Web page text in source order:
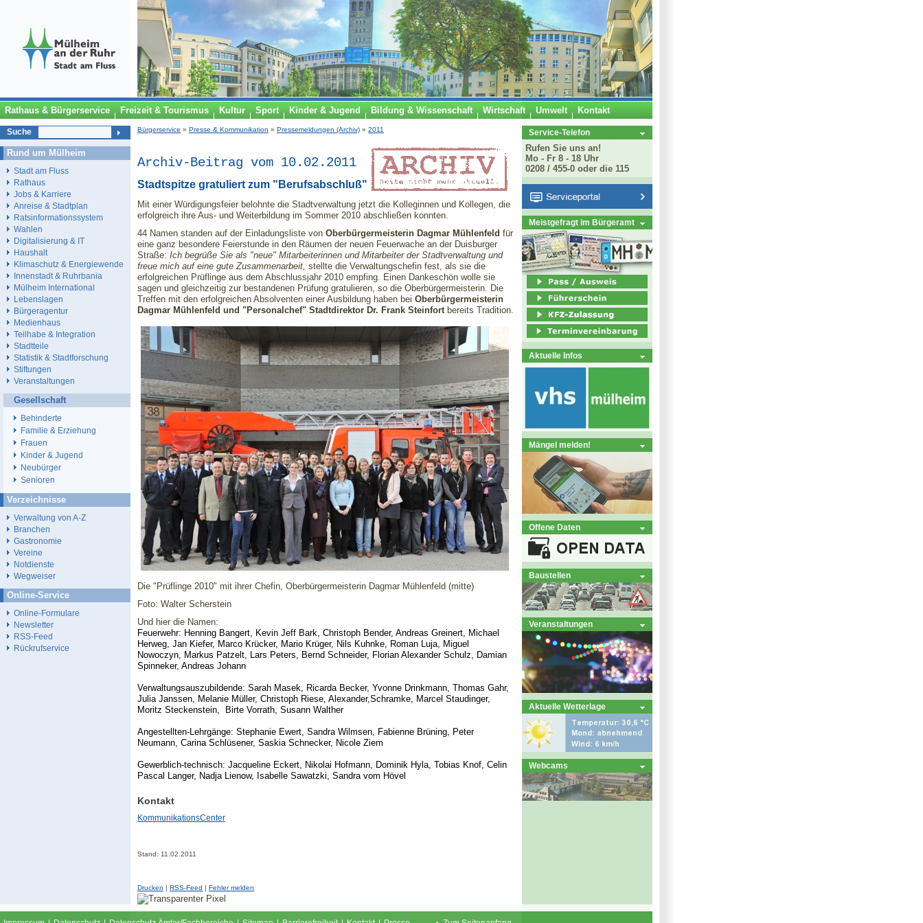
Rathaus & Bürgerservice Freizeit & Tourismus Kultur Sport Kinder & Jugend Bildung & Wissenschaft Wirtschaft Umwelt Kontakt
Bürgerservice » Presse & Kommunikation » Pressemeldungen (Archiv) » 2011
Archiv-Beitrag vom 10.02.2011
Stadtspitze gratuliert zum "Berufsabschluß"
Mit einer Würdigungsfeier belohnte die Stadtverwaltung jetzt die Kolleginnen und Kollegen, die
erfolgreich ihre Aus- und Weiterbildung im Sommer 2010 abschließen konnten.
44 Namen standen auf der Einladungsliste von Oberbürgermeisterin Dagmar Mühlenfeld für
eine ganz besondere Feierstunde in den Räumen der neuen Feuerwache an der Duisburger
Straße: Ich begrüße Sie als "neue" Mitarbeiterinnen und Mitarbeiter der Stadtverwaltung und
freue mich auf eine gute Zusammenarbeit, stellte die Verwaltungschefin fest, als sie die
erfolgreichen Prüflinge aus dem Abschlussjahr 2010 empfing. Einen Dankeschön wolle sie
sagen und gleichzeitig zur bestandenen Prüfung gratulieren, so die Oberbürgermeisterin. Die
Treffen mit den erfolgreichen Absolventen einer Ausbildung haben bei Oberbürgermeisterin
Dagmar Mühlenfeld und "Personalchef" Stadtdirektor Dr. Frank Steinfortbereits Tradition.
Die "Prüflinge 2010" mit ihrer Chefin, Oberbürgermeisterin Dagmar Mühlenfeld (mitte)
Foto: Walter Scherstein
Und hier die Namen:
Feuerwehr: Henning Bangert, Kevin Jeff Bark, Christoph Bender, Andreas Greinert, Michael
Herweg, Jan Kiefer, Marco Krücker, Mario Krüger, Nils Kuhnke, Roman Luja, Miguel
Nowoczyn, Markus Patzelt, Lars Peters, Bernd Schneider, Florian Alexander Schulz, Damian
Spinneker, Andreas Johann
Verwaltungsauszubildende: Sarah Masek, Ricarda Becker, Yvonne Drinkmann, Thomas Gahr,
Julia Janssen, Melanie Müller, Christoph Riese, Alexander,Schramke, Marcel Staudinger,
Moritz Steckenstein,
Birte Vorrath, Susann Walther
Angestellten-Lehrgänge: Stephanie Ewert, Sandra Wilmsen, Fabienne Brüning, Peter
Neumann, Carina Schlüsener, Saskia Schnecker, Nicole Ziem
Gewerblich-technisch: Jacqueline Eckert, Nikolai Hofmann, Dominik Hyla, Tobias Knof, Celin
Pascal Langer, Nadja Lienow, Isabelle Sawatzki, Sandra vom Hövel
Kontakt
KommunikationsCenter
Stand: 11.02.2011
Drucken | RSS-Feed | Fehler melden
Service-Telefon
Rufen Sie uns an!
Mo - Fr 8 - 18 Uhr
0208 / 455-0 oder die 115
Meistgefragt im Bürgeramt
Aktuelle Infos
Mängel melden!
Offene Daten
Baustellen
Veranstaltungen
Aktuelle Wetterlage
Webcams
Suche
Rund um Mülheim
Stadt am Fluss
Rathaus
Jobs & Karriere
Anreise & Stadtplan
Ratsinformationssystem
Wahlen
Digitalisierung & IT
Haushalt
Klimaschutz & Energiewende
Innenstadt & Ruhrbania
Mülheim International
Lebenslagen
Bürgeragentur
Medienhaus
Teilhabe & Integration
Stadtteile
Statistik & Stadtforschung
Stiftungen
Veranstaltungen
Gesellschaft
Behinderte
Familie & Erziehung
Frauen
Kinder & Jugend
Neubürger
Senioren
Verzeichnisse
Verwaltung von A-Z
Branchen
Gastronomie
Vereine
Notdienste
Wegweiser
Online-Service
Online-Formulare
Newsletter
RSS-Feed
Rückrufservice